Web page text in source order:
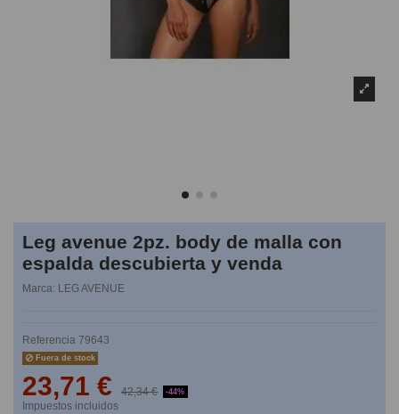
Leg avenue 2pz. body de malla con
espalda descubierta y venda
Marca: LEG AVENUE
Referencia 79643
Fuera de stock
23,71 € 42,34 € -44%
Impuestos incluidos